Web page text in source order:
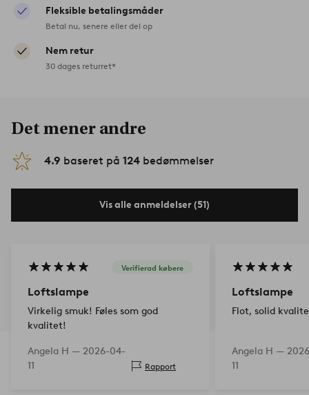
Fleksible betalingsmåder
Betal nu, senere eller del op
Nem retur
30 dages returret*
Det mener andre
4.9 baseret på 124 bedømmelser
Vis alle anmeldelser (51)
Verifierad købere
Loftslampe
Virkelig smuk! Føles som god
kvalitet!
Angela H — 2026-04-
11
Rapport
Loftslampe
Flot, solid
Angela H —
11